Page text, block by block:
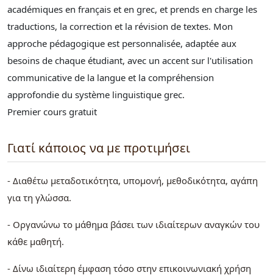
académiques en français et en grec, et prends en charge les
traductions, la correction et la révision de textes. Mon
approche pédagogique est personnalisée, adaptée aux
besoins de chaque étudiant, avec un accent sur l'utilisation
communicative de la langue et la compréhension
approfondie du système linguistique grec.
Premier cours gratuit
Γιατί κάποιος να με προτιμήσει
- Διαθέτω μεταδοτικότητα, υπομονή, μεθοδικότητα, αγάπη
για τη γλώσσα.
- Οργανώνω το μάθημα βάσει των ιδιαίτερων αναγκών του
κάθε μαθητή.
- Δίνω ιδιαίτερη έμφαση τόσο στην επικοινωνιακή χρήση